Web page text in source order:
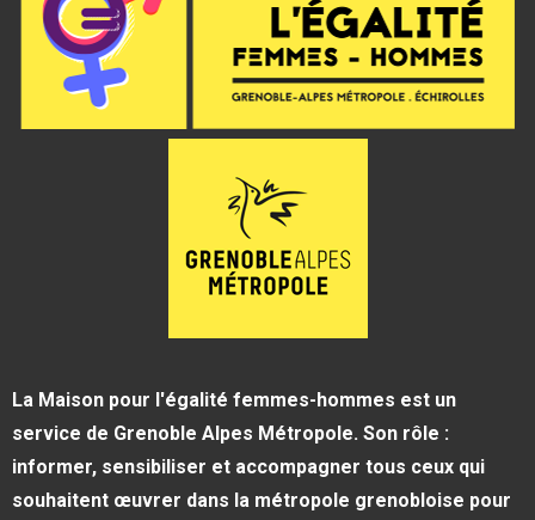
La Maison pour l'égalité femmes-hommes est un
service de Grenoble Alpes Métropole. Son rôle :
informer, sensibiliser et accompagner tous ceux qui
souhaitent œuvrer dans la métropole grenobloise pour